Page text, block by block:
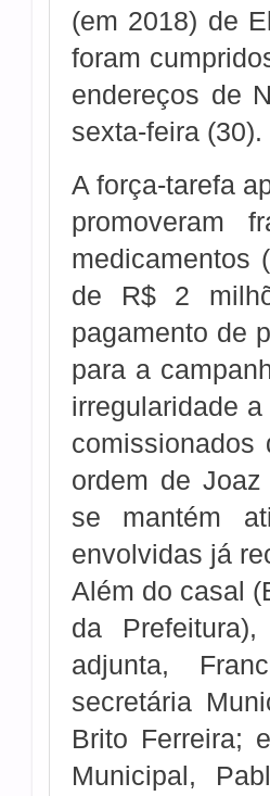
(em 2018) de
foram
endereços de
sexta-feira (30).
A força-tarefa
promoveram
medicamentos
de R$ 2
pagamento de
para a
irregularidade
ordem de
se mantém
envolvidas já
Além do casal
da
adjunta,
secretária
Brito Ferreira;
Municipal,